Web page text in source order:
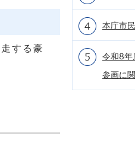
する豪
本庁市
令和8年
参画に